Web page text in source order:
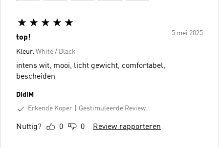
5 mei 2025
top!
Kleur: White / Black
intens wit, mooi, licht gewicht, comfortabel,
bescheiden
DidiM
Erkende Koper
Gestimuleerde Review
Nuttig? 0 0 Review rapporteren